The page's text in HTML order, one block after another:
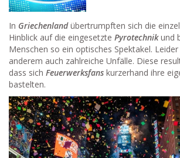
In Griechenland übertrumpften sich die
Hinblick auf die eingesetzte Pyrotechnik und
Menschen so ein optisches Spektakel.
anderem auch zahlreiche Unfälle. Diese
dass sich Feuerwerksfans kurzerhand ihre
bastelten.